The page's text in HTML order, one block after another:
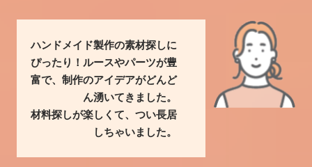
ハンドメイド製作の素材探しに
ぴったり！ルースやパーツが豊
富で、制作のアイデアがどんど
ん湧いてきました。
材料探しが楽しくて、つい長居
しちゃいました。